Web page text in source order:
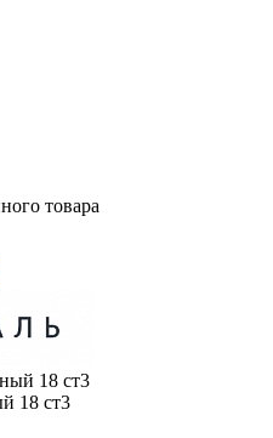
товара
18 ст3